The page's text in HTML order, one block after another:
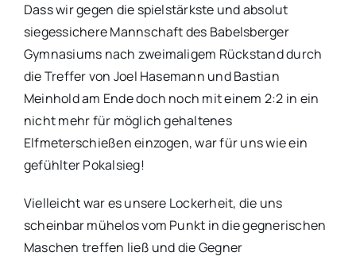
Dass wir gegen die spielstärkste und absolut
siegessichere Mannschaft des Babelsberger
Gymnasiums nach zweimaligem Rückstand durch
die Treffer von Joel Hasemann und Bastian
Meinhold am Ende doch noch mit einem 2:2 in ein
nicht mehr für möglich gehaltenes
Elfmeterschießen einzogen, war für uns wie ein
gefühlter Pokalsieg!
Vielleicht war es unsere Lockerheit, die uns
scheinbar mühelos vom Punkt in die gegnerischen
Maschen treffen ließ und die Gegner